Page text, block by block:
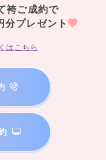
袴ご成約で
分プレゼント
はこちら